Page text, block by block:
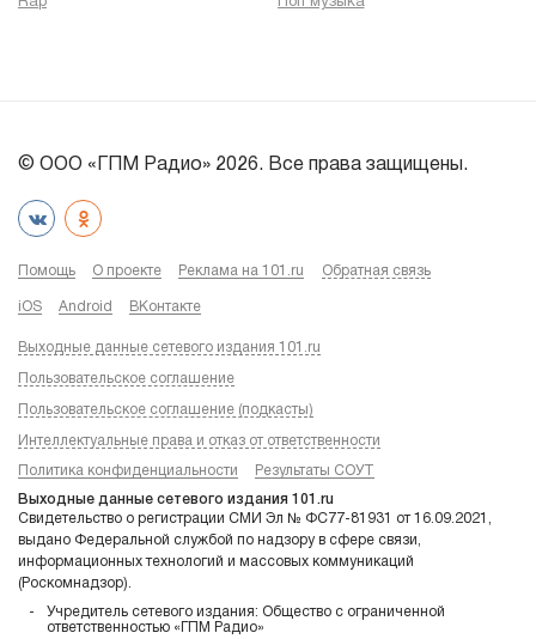
© ООО «ГПМ Радио» 2026. Все права защищены.
Помощь О проекте Реклама на 101.ru Обратная связь
iOS Android ВКонтакте
Выходные данные сетевого издания 101.ru
Пользовательское соглашение
Пользовательское соглашение (подкасты)
Интеллектуальные права и отказ от ответственности
Политика конфиденциальности Результаты СОУТ
Выходные данные сетевого издания 101.ru
Свидетельство о регистрации СМИ Эл № ФС77-81931 от 16.09.2021,
выдано Федеральной службой по надзору в сфере связи,
информационных технологий и массовых коммуникаций
(Роскомнадзор).
Учредитель сетевого издания: Общество с ограниченной
ответственностью «ГПМ Радио»